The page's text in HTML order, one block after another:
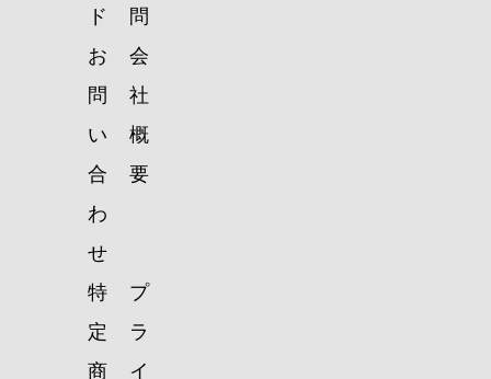
ド
問
お
問
い
合
わ
せ
会
社
概
要
特
定
商
プ
ラ
イ